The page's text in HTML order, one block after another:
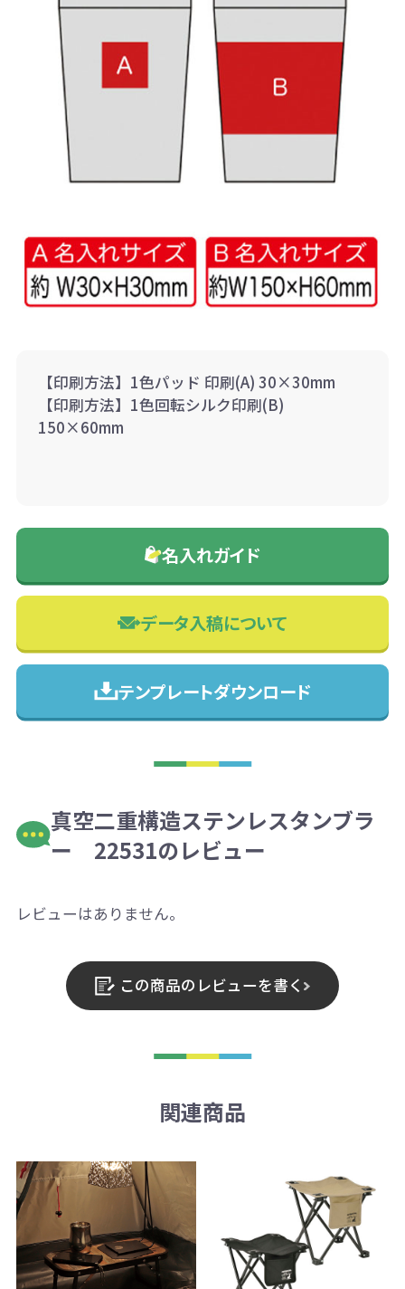
【印刷方法】1色パッド 印刷(A) 30×30mm
【印刷方法】1色回転シルク印刷(B)
150×60mm
名入れガイド
データ入稿について
テンプレートダウンロード
真空二重構造ステンレスタンブラ
ー 22531のレビュー
レビューはありません。
この商品のレビューを書く
関連商品